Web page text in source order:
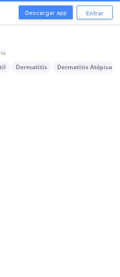
Descargar app Entrar
Dermatitis Dermatitis Atópica